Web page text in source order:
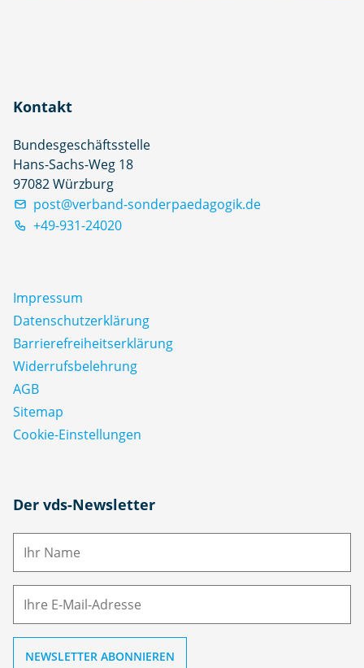
Kontakt
Bundesgeschäftsstelle
Hans-Sachs-Weg 18
97082 Würzburg
post@verband-sonderpaedagogik.de
+49-931-24020
Impressum
Datenschutz­erklärung
Barrierefreiheitserklärung
Widerrufsbelehrung
AGB
Sitemap
Cookie-Einstellungen
Der vds-Newsletter
N
M